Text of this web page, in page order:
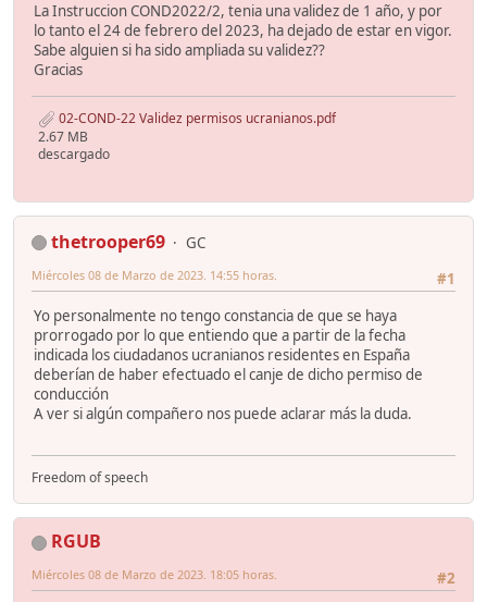
La Instruccion COND2022/2, tenia una validez de 1 año, y por
lo tanto el 24 de febrero del 2023, ha dejado de estar en vigor.
Sabe alguien si ha sido ampliada su validez??
Gracias
02-COND-22 Validez permisos ucranianos.pdf
2.67 MB
descargado
thetrooper69
GC
#1
Miércoles 08 de Marzo de 2023. 14:55 horas.
Yo personalmente no tengo constancia de que se haya
prorrogado por lo que entiendo que a partir de la fecha
indicada los ciudadanos ucranianos residentes en España
deberían de haber efectuado el canje de dicho permiso de
conducción
A ver si algún compañero nos puede aclarar más la duda.
Freedom of speech
RGUB
#2
Miércoles 08 de Marzo de 2023. 18:05 horas.